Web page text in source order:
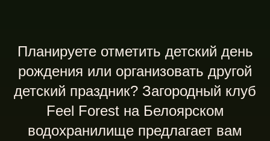
Планируете отметить детский день
рождения или организовать другой
детский праздник? Загородный клуб
Feel Forest на Белоярском
водохранилище предлагает вам